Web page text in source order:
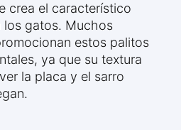
crea el característico
gatos. Muchos
estos palitos
ya que su textura
la placa y el sarro